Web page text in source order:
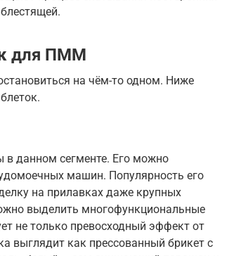
для ПММ
на чём-то одном. Ниже
в данном сегменте. Его можно
машин. Популярность его
на прилавках даже крупных
выделить многофункциональные
не только превосходный эффект от
выглядит как прессованный брикет с